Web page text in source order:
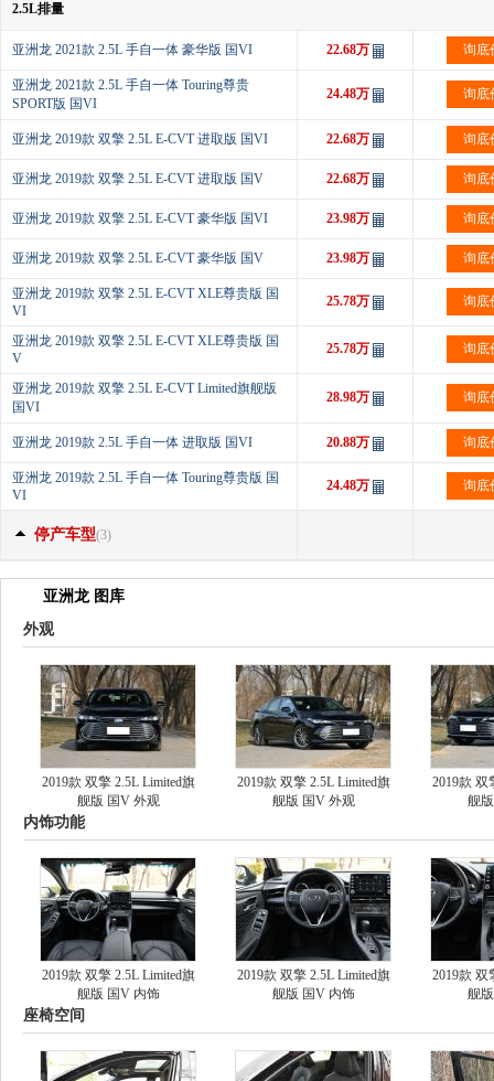
2.5L排量
亚洲龙 2021款 2.5L 手自一体 豪华版 国VI 22.68万 询底
亚洲龙 2021款 2.5L 手自一体 Touring尊贵
SPORT版 国VI
24.48万 询底
亚洲龙 2019款 双擎 2.5L E-CVT 进取版 国VI 22.68万 询底
亚洲龙 2019款 双擎 2.5L E-CVT 进取版 国V 22.68万 询底
亚洲龙 2019款 双擎 2.5L E-CVT 豪华版 国VI 23.98万 询底
亚洲龙 2019款 双擎 2.5L E-CVT 豪华版 国V 23.98万 询底
亚洲龙 2019款 双擎 2.5L E-CVT XLE尊贵版 国
VI
25.78万 询底
亚洲龙 2019款 双擎 2.5L E-CVT XLE尊贵版 国
V
25.78万 询底
亚洲龙 2019款 双擎 2.5L E-CVT Limited旗舰版
国VI
28.98万 询底
亚洲龙 2019款 2.5L 手自一体 进取版 国VI 20.88万 询底
亚洲龙 2019款 2.5L 手自一体 Touring尊贵版 国
VI
24.48万 询底
停产车型(3)
亚洲龙 图库
外观
2019款 双擎 2.5L Limited旗
舰版 国V 外观
2019款 双擎 2.5L Limited旗
舰版 国V 外观
2019款 双
舰
内饰功能
2019款 双擎 2.5L Limited旗
舰版 国V 内饰
2019款 双擎 2.5L Limited旗
舰版 国V 内饰
2019款 双
舰
座椅空间